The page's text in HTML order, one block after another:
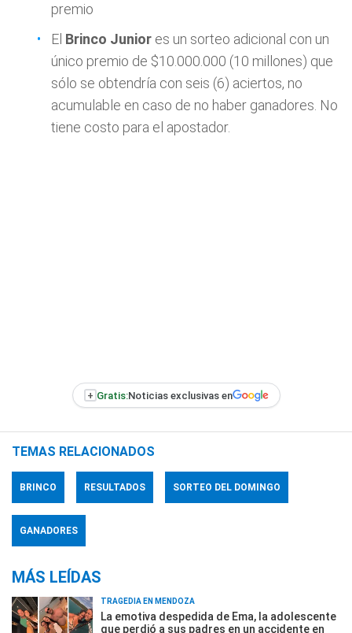
premio
El Brinco Junior es un sorteo adicional con un
único premio de $10.000.000 (10 millones) que
sólo se obtendría con seis (6) aciertos, no
acumulable en caso de no haber ganadores. No
tiene costo para el apostador.
+ Gratis:Noticias exclusivas en
TEMAS RELACIONADOS
BRINCO RESULTADOS SORTEO DEL DOMINGO
GANADORES
MÁS LEÍDAS
TRAGEDIA EN MENDOZA
La emotiva despedida de Ema, la adolescente
que perdió a sus padres en un accidente en